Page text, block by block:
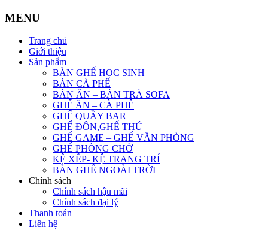
MENU
Trang chủ
Giới thiệu
Sản phẩm
BÀN GHẾ HỌC SINH
BÀN CÀ PHÊ
BÀN ĂN – BÀN TRÀ SOFA
GHẾ ĂN – CÀ PHÊ
GHẾ QUẦY BAR
GHẾ ĐÔN,GHẾ THÚ
GHẾ GAME – GHẾ VĂN PHÒNG
GHẾ PHÒNG CHỜ
KỆ XẾP- KỆ TRANG TRÍ
BÀN GHẾ NGOÀI TRỜI
Chính sách
Chính sách hậu mãi
Chính sách đại lý
Thanh toán
Liên hệ